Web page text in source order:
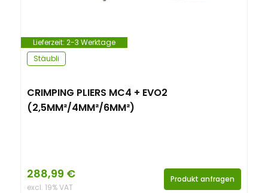
Lieferzeit: 2-3 Werktage
Stäubli
CRIMPING PLIERS MC4 + EVO2
(2,5MM²/4MM²/6MM²)
288,99 €
excl. 19% VAT
Produkt anfragen